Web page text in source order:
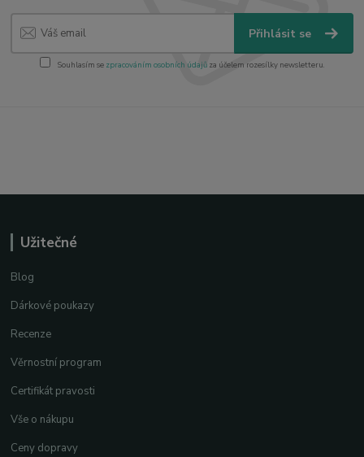
Přihlásit se
Souhlasím se zpracováním osobních údajůza účelem rozesílky newsletteru.
Užitečné
Blog
Dárkové poukazy
Recenze
Věrnostní program
Certifikát pravosti
Vše o nákupu
Ceny dopravy